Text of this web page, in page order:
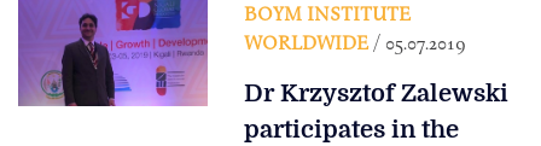
BOYM INSTITUTE
WORLDWIDE/ 05.07.2019
Dr Krzysztof Zalewski
participates in the